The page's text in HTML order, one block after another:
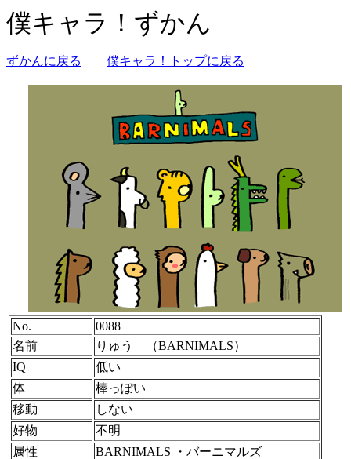
僕キャラ！ずかん
ずかんに戻る 僕キャラ！トップに戻る
No.
0088
名前
りゅう （BARNIMALS）
IQ
低い
体
棒っぽい
移動
しない
好物
不明
属性
BARNIMALS ・バーニマルズ